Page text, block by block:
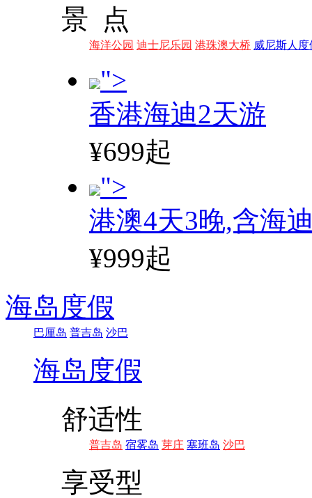
景 点
海洋公园 迪士尼乐园 港珠澳大桥 威尼斯人度
">
香港海迪2天游
¥699起
">
港澳4天3晚,含海
¥999起
海岛度假
巴厘岛 普吉岛 沙巴
海岛度假
舒适性
普吉岛 宿雾岛 芽庄 塞班岛 沙巴
享受型